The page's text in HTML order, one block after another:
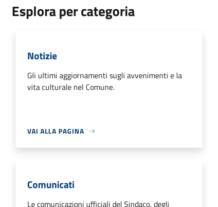
Esplora per categoria
Notizie
Gli ultimi aggiornamenti sugli avvenimenti e la
vita culturale nel Comune.
VAI ALLA PAGINA
Comunicati
Le comunicazioni ufficiali del Sindaco, degli